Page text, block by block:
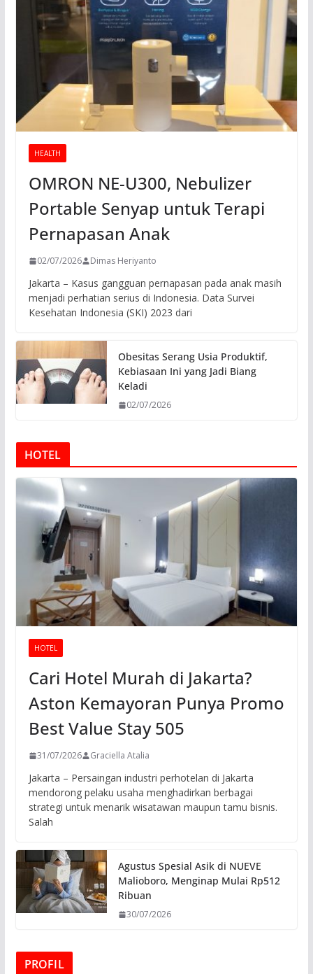
HEALTH
OMRON NE-U300, Nebulizer
Portable Senyap untuk Terapi
Pernapasan Anak
02/07/2026 Dimas Heriyanto
Jakarta – Kasus gangguan pernapasan pada anak masih
menjadi perhatian serius di Indonesia. Data Survei
Kesehatan Indonesia (SKI) 2023 dari
Obesitas Serang Usia Produktif,
Kebiasaan Ini yang Jadi Biang
Keladi
02/07/2026
HOTEL
HOTEL
Cari Hotel Murah di Jakarta?
Aston Kemayoran Punya Promo
Best Value Stay 505
31/07/2026 Graciella Atalia
Jakarta – Persaingan industri perhotelan di Jakarta
mendorong pelaku usaha menghadirkan berbagai
strategi untuk menarik wisatawan maupun tamu bisnis.
Salah
Agustus Spesial Asik di NUEVE
Malioboro, Menginap Mulai Rp512
Ribuan
30/07/2026
PROFIL